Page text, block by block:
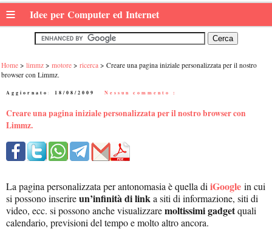
≡ Idee per Computer ed Internet
Home limmz motore ricerca
Creare una pagina iniziale personalizzata per il nostro
browser con Limmz.
Aggiornato: 18/08/2009 Nessun commento :
Creare una pagina iniziale personalizzata per il nostro browser con
Limmz.
La pagina personalizzata per antonomasia è quella diiGoogle in cui
si possono inserireun’infinità di linka siti di informazione, siti di
video, ecc. si possono anche visualizzaremoltissimi gadgetquali
calendario, previsioni del tempo e molto altro ancora.